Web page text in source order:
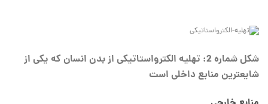
شکل شماره 2: تهلیه الکترواستاتیکی از بدن انسان که یکی از
شایعترین منابع داخلی است